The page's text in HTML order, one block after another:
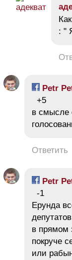
: "
Petr
+5
в смысле
Ответить
Petr
-1
Ерунда
в прямом
покруче
или